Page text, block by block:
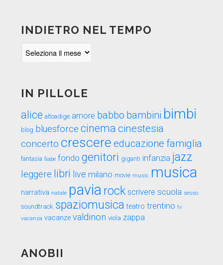
INDIETRO NEL TEMPO
IN PILLOLE
alice altoadige amore babbo bambini bimbi
blog bluesforce cinema cinestesia
concerto crescere educazione famiglia
fantasia fiabe fondo genitori giganti infanzia jazz
leggere libri live milano movie music musica
narrativa natale pavia rock scrivere scuola sesso
soundtrack spaziomusica teatro trentino tv
vacanza vacanze valdinon viola zappa
ANOBII